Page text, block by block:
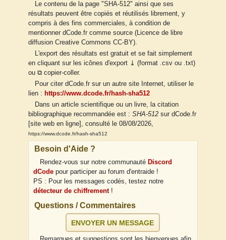
Le contenu de la page "SHA-512" ainsi que ses
résultats peuvent être copiés et réutilisés librement, y
compris à des fins commerciales, à condition de
mentionner dCode.fr comme source (Licence de libre
diffusion Creative Commons CC-BY).
L'export des résultats est gratuit et se fait simplement
en cliquant sur les icônes d'export ⤓ (format .csv ou .txt)
ou ⧉ copier-coller.
Pour citer dCode.fr sur un autre site Internet, utiliser le
lien : https://www.dcode.fr/hash-sha512
Dans un article scientifique ou un livre, la citation
bibliographique recommandée est : SHA-512 sur dCode.fr
[site web en ligne], consulté le 08/08/2026,
https://www.dcode.fr/hash-sha512
Besoin d'Aide ?
Rendez-vous sur notre communauté Discord
dCode pour participer au forum d'entraide !
PS : Pour les messages codés, testez notre
détecteur de chiffrement!
Questions / Commentaires
ENVOYER UN MESSAGE